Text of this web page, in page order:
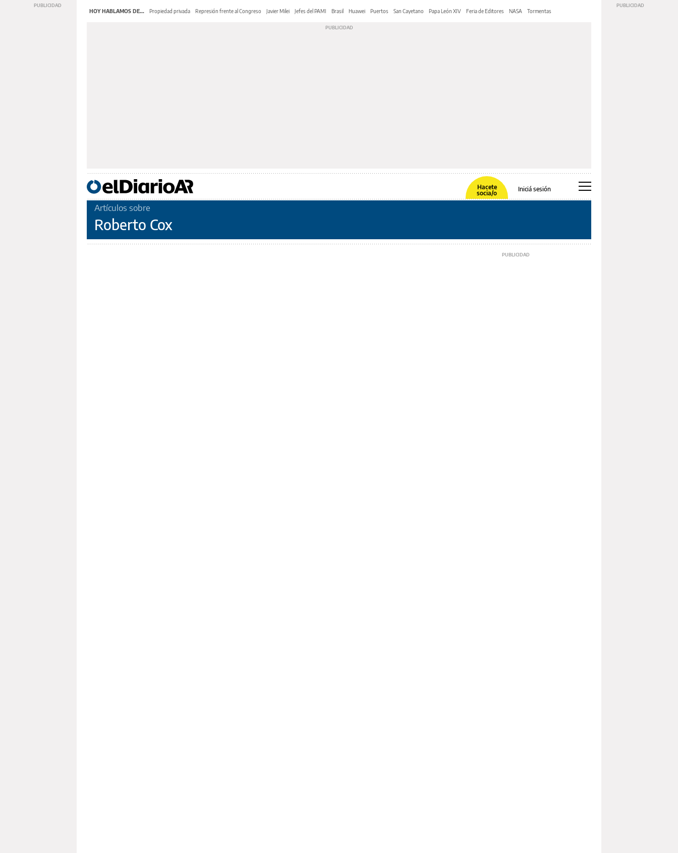
HOY HABLAMOS DE... Propiedad privada Represión frente al Congreso Javier Milei Jefes del PAMI Brasil Huawei Puertos San Cayetano Papa León XIV Feria de Editores NASA Tormentas
Hacete
socia/o
Iniciá sesión
Artículos sobre
Roberto Cox